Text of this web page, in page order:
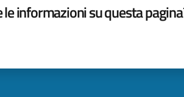
informazioni su questa